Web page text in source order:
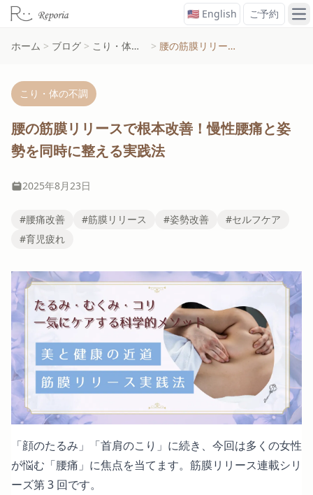
🇺🇸 English ご予約 メ
ホーム > ブログ > こり・体の不調 > 腰の筋膜リリースで根本改善！慢性腰痛と姿勢を同時に整える実践法
こり・体の不調
腰の筋膜リリースで根本改善！慢性腰痛と姿
勢を同時に整える実践法
2025年8月23日
#腰痛改善 #筋膜リリース #姿勢改善
#セルフケア
#育児疲れ
「顔のたるみ」「首肩のこり」に続き、今回は多くの女性
が悩む「腰痛」に焦点を当てます。筋膜リリース連載シリ
ーズ第 3 回です。